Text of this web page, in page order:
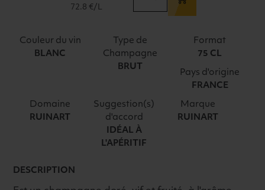
BRUT
72.8 €/L
Couleur du vin
BLANC
Type de
Champagne
BRUT
Format
75 CL
Pays d'origine
FRANCE
Domaine
RUINART
Suggestion(s)
d'accord
IDÉAL À
L'APÉRITIF
Marque
RUINART
DESCRIPTION